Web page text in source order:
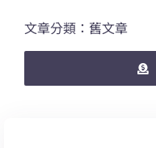
文章分類：舊文章